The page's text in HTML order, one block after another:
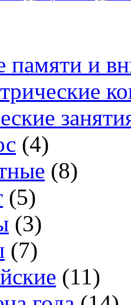
памяти и
(4)
(8)
(5)
(3)
(7)
(11)